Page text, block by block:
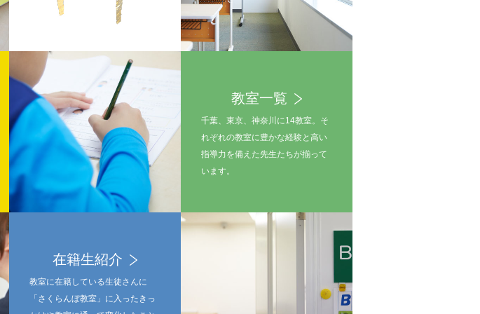
教室一覧
千葉、東京、神奈川に14教室。そ
れぞれの教室に豊かな経験と高い
指導力を備えた先生たちが揃って
います。
在籍生紹介
教室に在籍している生徒さんに
「さくらんぼ教室」に入ったきっ